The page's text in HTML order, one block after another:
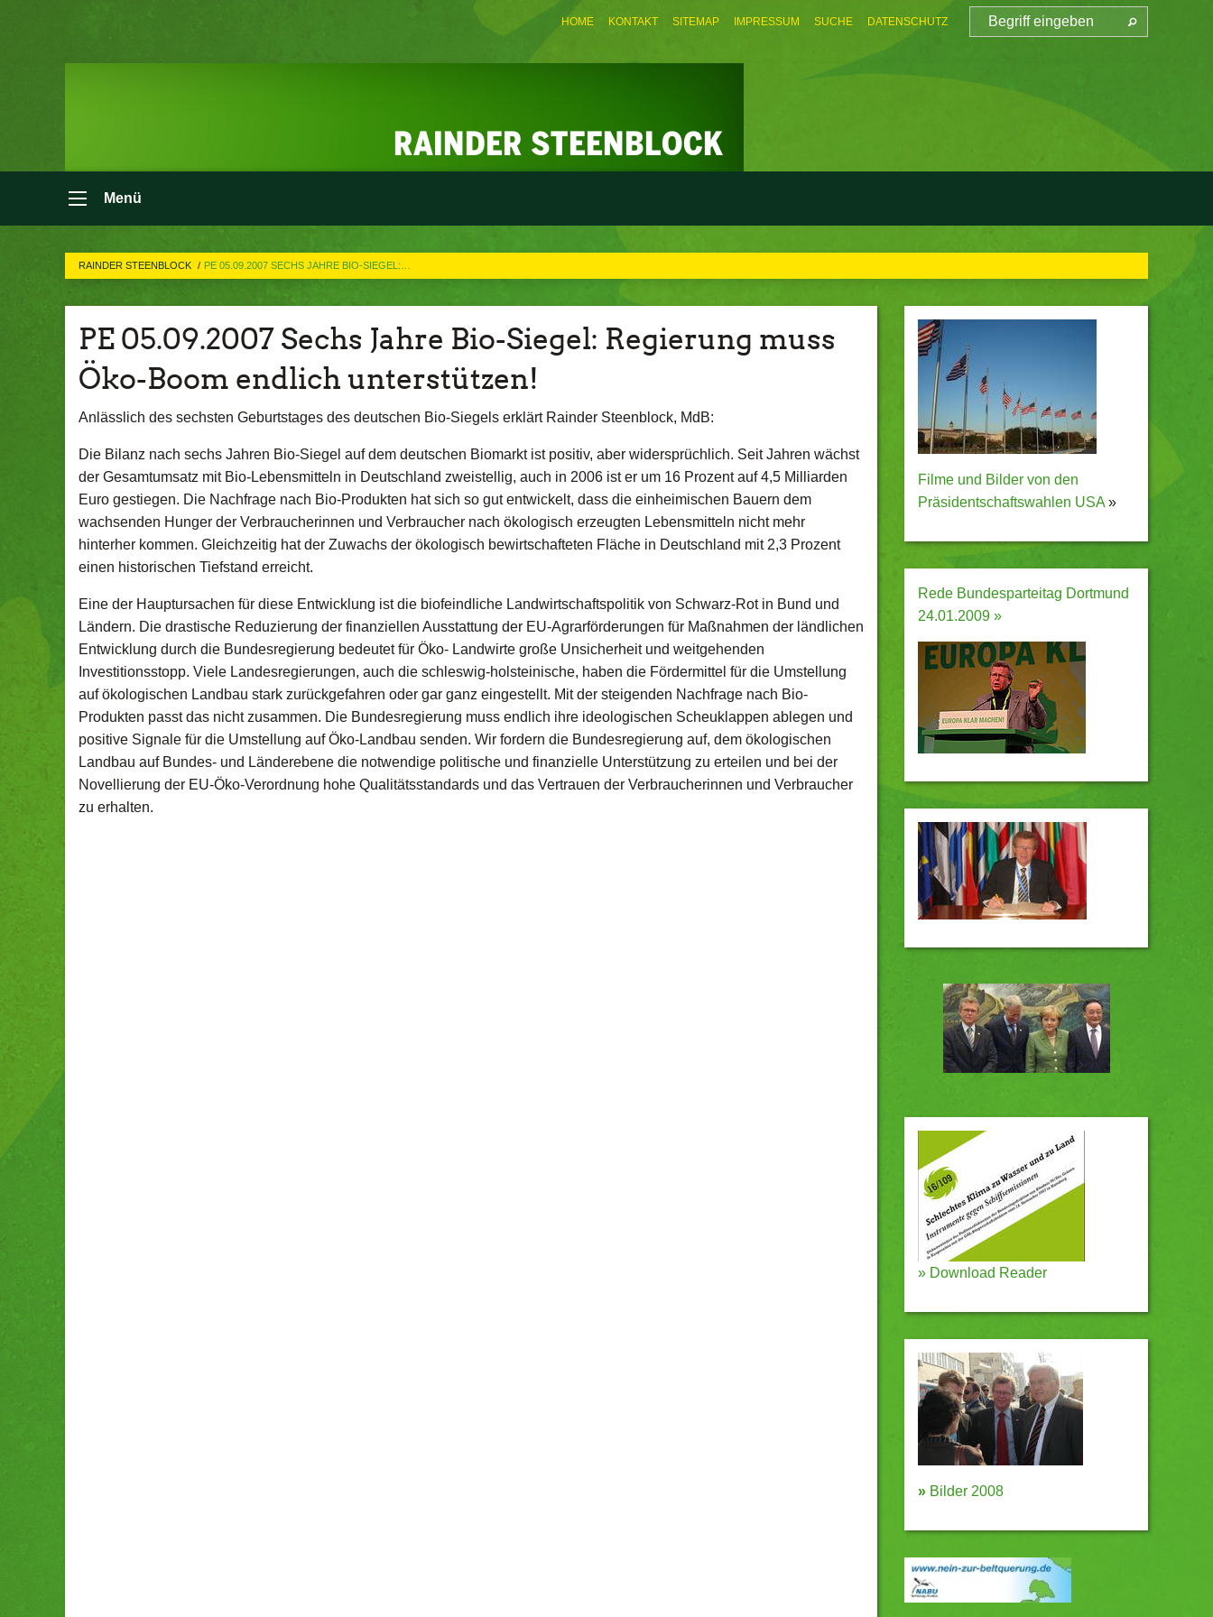
HOME KONTAKT SITEMAP IMPRESSUM SUCHE DATENSCHUTZ
Menü
RAINDER STEENBLOCK PE 05.09.2007 SECHS JAHRE BIO-SIEGEL:…
PE 05.09.2007 Sechs Jahre Bio-Siegel: Regierung muss
Öko-Boom endlich unterstützen!
Anlässlich des sechsten Geburtstages des deutschen Bio-Siegels erklärt Rainder Steenblock, MdB:
Die Bilanz nach sechs Jahren Bio-Siegel auf dem deutschen Biomarkt ist positiv, aber widersprüchlich. Seit Jahren wächst
der Gesamtumsatz mit Bio-Lebensmitteln in Deutschland zweistellig, auch in 2006 ist er um 16 Prozent auf 4,5 Milliarden
Euro gestiegen. Die Nachfrage nach Bio-Produkten hat sich so gut entwickelt, dass die einheimischen Bauern dem
wachsenden Hunger der Verbraucherinnen und Verbraucher nach ökologisch erzeugten Lebensmitteln nicht mehr
hinterher kommen. Gleichzeitig hat der Zuwachs der ökologisch bewirtschafteten Fläche in Deutschland mit 2,3 Prozent
einen historischen Tiefstand erreicht.
Eine der Hauptursachen für diese Entwicklung ist die biofeindliche Landwirtschaftspolitik von Schwarz-Rot in Bund und
Ländern. Die drastische Reduzierung der finanziellen Ausstattung der EU-Agrarförderungen für Maßnahmen der ländlichen
Entwicklung durch die Bundesregierung bedeutet für Öko- Landwirte große Unsicherheit und weitgehenden
Investitionsstopp. Viele Landesregierungen, auch die schleswig-holsteinische, haben die Fördermittel für die Umstellung
auf ökologischen Landbau stark zurückgefahren oder gar ganz eingestellt. Mit der steigenden Nachfrage nach Bio-
Produkten passt das nicht zusammen. Die Bundesregierung muss endlich ihre ideologischen Scheuklappen ablegen und
positive Signale für die Umstellung auf Öko-Landbau senden. Wir fordern die Bundesregierung auf, dem ökologischen
Landbau auf Bundes- und Länderebene die notwendige politische und finanzielle Unterstützung zu erteilen und bei der
Novellierung der EU-Öko-Verordnung hohe Qualitätsstandards und das Vertrauen der Verbraucherinnen und Verbraucher
zu erhalten.
Filme und Bilder von den
Präsidentschaftswahlen USA »
Rede Bundesparteitag Dortmund
24.01.2009 »
» Download Reader
» Bilder 2008